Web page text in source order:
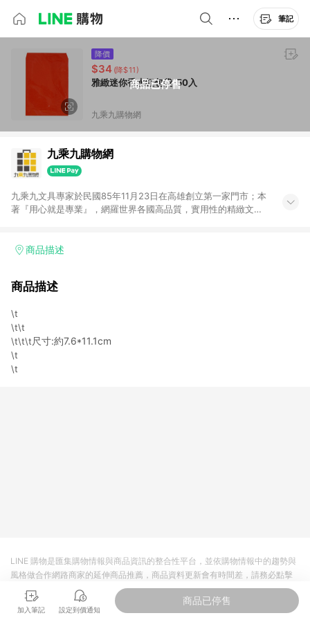
筆記
商品已停售
降價
$34 (降$11)
雅緻迷你香水紅包袋-50入
九乘九購物網
九乘九購物網
九乘九文具專家於民國85年11月23日在高雄創立第一家門市；本
著『用心就是專業』，網羅世界各國高品質，實用性的精緻文具
非店舖通路及整合虛實行銷為目標，並以完整的物流倉儲系統，
才享有回饋，點數將於廠商出貨後 30 天前後發送。 (2) 門市訂
導購資格。 (3) 使用九乘九APP下單，將無法獲得點數回饋。
商品描述
商品描述
\t
\t\t
\t\t\t尺寸:約7.6*11.1cm
\t
\t
加入筆記 設定到價通知
商品已停售
LINE 購物是匯集購物情報與商品資訊的整合性平台，並依購物情報中的趨勢與
風格做合作網路商家的延伸商品推薦，商品資料更新會有時間差，請務必點擊
商品至各合作網路商家，確認現售價與購物條件，一切資訊以合作廠商網頁為
準。